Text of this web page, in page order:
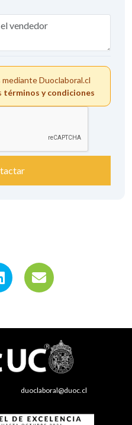
Duoclaboral.cl
términos y condiciones
duoclaboral@duoc.cl